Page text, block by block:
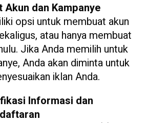
Akun dan Kampanye
opsi untuk membuat akun
atau hanya membuat
Jika Anda memilih untuk
Anda akan diminta untuk
iklan Anda.
Informasi dan